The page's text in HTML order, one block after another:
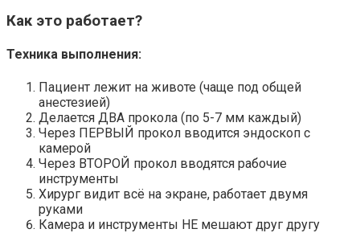
Как это работает?
Техника выполнения:
Пациент лежит на животе (чаще под общей
анестезией)
Делается ДВА прокола (по 5-7 мм каждый)
Через ПЕРВЫЙ прокол вводится эндоскоп с
камерой
Через ВТОРОЙ прокол вводятся рабочие
инструменты
Хирург видит всё на экране, работает двумя
руками
Камера и инструменты НЕ мешают друг другу